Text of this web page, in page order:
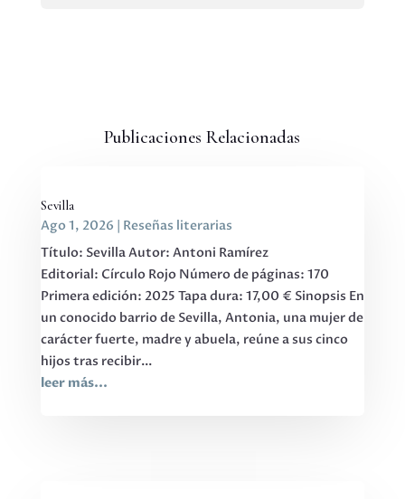
Publicaciones Relacionadas
Sevilla
Ago 1, 2026
Reseñas literarias
Título: Sevilla Autor: Antoni Ramírez
Editorial: Círculo Rojo Número de páginas: 170
Primera edición: 2025 Tapa dura: 17,00 € Sinopsis En
un conocido barrio de Sevilla, Antonia, una mujer de
carácter fuerte, madre y abuela, reúne a sus cinco
hijos tras recibir...
leer más...